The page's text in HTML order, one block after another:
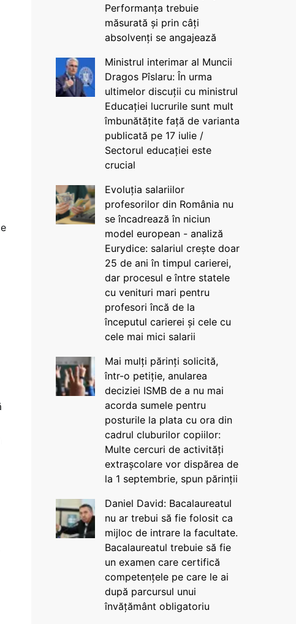
Performanța trebuie
măsurată și prin câți
absolvenți se angajează
Ministrul interimar al Muncii
Dragos Pîslaru: În urma
ultimelor discuții cu ministrul
Educației lucrurile sunt mult
îmbunătățite față de varianta
publicată pe 17 iulie /
Sectorul educației este
crucial
Evoluția salariilor
profesorilor din România nu
se încadrează în niciun
model european - analiză
Eurydice: salariul crește doar
25 de ani în timpul carierei,
dar procesul e între statele
cu venituri mari pentru
profesori încă de la
începutul carierei și cele cu
cele mai mici salarii
Mai mulți părinți solicită,
într-o petiție, anularea
deciziei ISMB de a nu mai
acorda sumele pentru
posturile la plata cu ora din
cadrul cluburilor copiilor:
Multe cercuri de activități
extrașcolare vor dispărea de
la 1 septembrie, spun părinții
Daniel David: Bacalaureatul
nu ar trebui să fie folosit ca
mijloc de intrare la facultate.
Bacalaureatul trebuie să fie
un examen care certifică
competențele pe care le ai
după parcursul unui
învățământ obligatoriu